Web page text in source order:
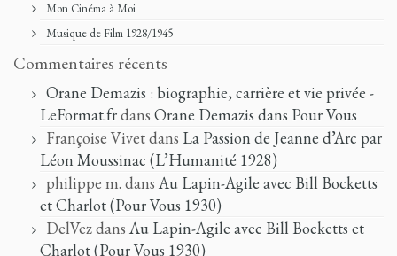
Mon Cinéma à Moi
Musique de Film 1928/1945
Commentaires récents
Orane Demazis : biographie, carrière et vie privée -
LeFormat.frdans Orane Demazis dans Pour Vous
Françoise Vivetdans La Passion de Jeanne d’Arc par
Léon Moussinac (L’Humanité 1928)
philippe m. dans Au Lapin-Agile avec Bill Bocketts
et Charlot (Pour Vous 1930)
DelVezdans Au Lapin-Agile avec Bill Bocketts et
Charlot (Pour Vous 1930)